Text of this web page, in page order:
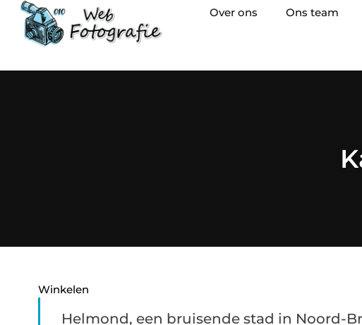
Over ons Ons team
Winkelen
Helmond, een bruisende stad in Noord-